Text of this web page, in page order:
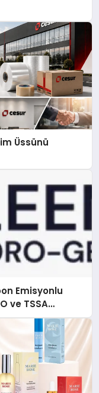
Üssünü
Emisyonlu
ve TSSA